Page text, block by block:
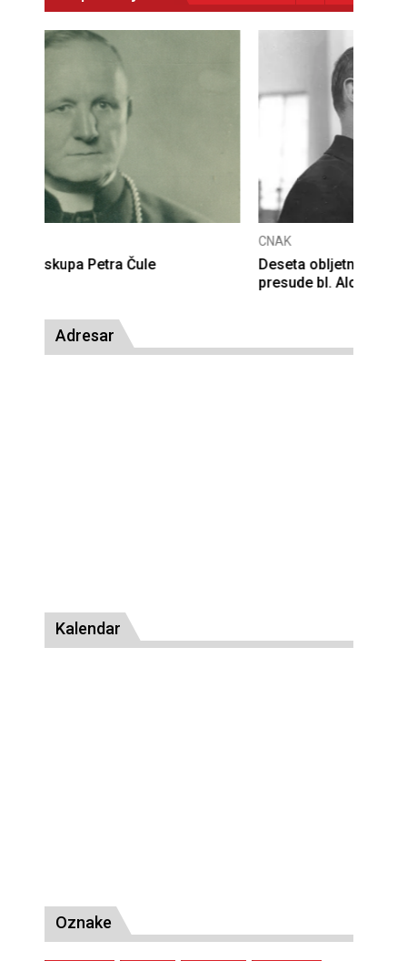
Deseta obljetnica poništenja komunističke
Adresar
Kalendar
Oznake